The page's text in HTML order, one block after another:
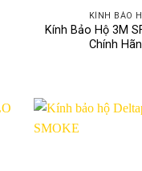
KÍNH BẢO
Kính Bảo Hộ 3M
Chính